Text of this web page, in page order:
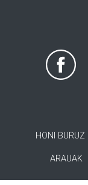
HONI BURUZ
ARAUAK